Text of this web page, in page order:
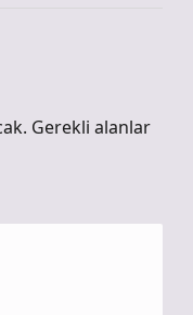
Gerekli alanlar